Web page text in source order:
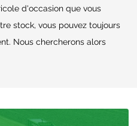
d'occasion que vous
stock, vous pouvez toujours
Nous chercherons alors